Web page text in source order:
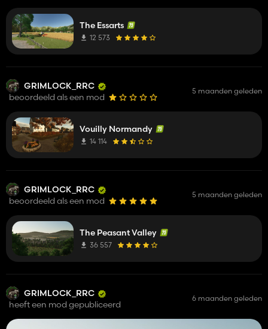
The Essarts
12 573
GRIMLOCK_RRC
beoordeeld als een mod
5 maanden geleden
Vouilly Normandy
14 114
GRIMLOCK_RRC
beoordeeld als een mod
5 maanden geleden
The Peasant Valley
36 557
GRIMLOCK_RRC
heeft een mod gepubliceerd
6 maanden geleden